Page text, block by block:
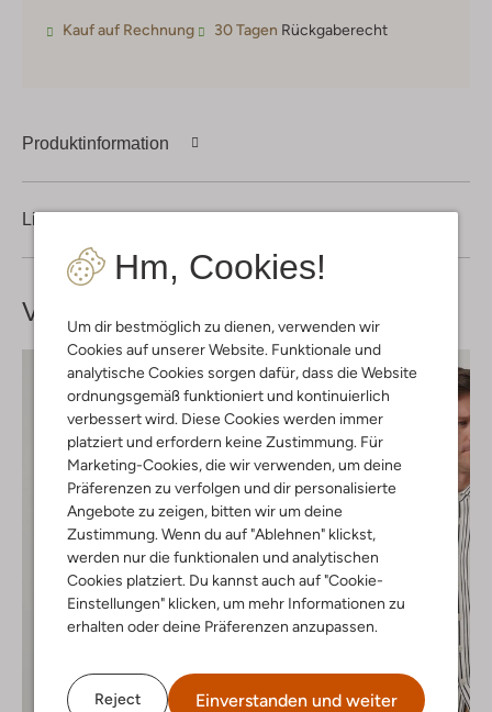
Hm, Cookies!
Um dir bestmöglich zu dienen, verwenden wir
Cookies auf unserer Website. Funktionale und
analytische Cookies sorgen dafür, dass die Website
ordnungsgemäß funktioniert und kontinuierlich
verbessert wird. Diese Cookies werden immer
platziert und erfordern keine Zustimmung. Für
Marketing-Cookies, die wir verwenden, um deine
Präferenzen zu verfolgen und dir personalisierte
Angebote zu zeigen, bitten wir um deine
Zustimmung. Wenn du auf "Ablehnen" klickst,
werden nur die funktionalen und analytischen
Cookies platziert. Du kannst auch auf "Cookie-
Einstellungen" klicken, um mehr Informationen zu
erhalten oder deine Präferenzen anzupassen.
Reject Einverstanden und weiter
Kauf auf Rechnung 30 Tagen Rückgaberecht
Produktinformation
Lieferung & Rückgabe
Vervollständige deinen